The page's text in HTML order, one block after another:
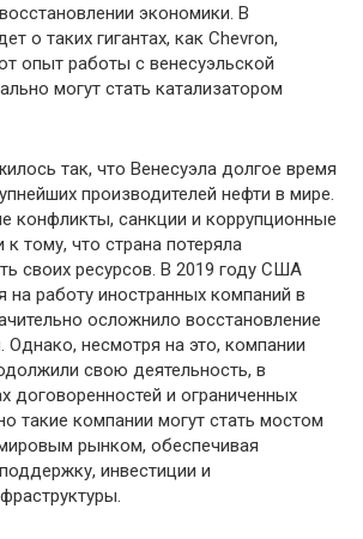
экономики. В
о таких гигантах, как Chevron,
опыт работы с венесуэльской
могут стать катализатором
так, что Венесуэла долгое время
производителей нефти в мире.
конфликты, санкции и коррупционные
тому, что страна потеряла
своих ресурсов. В 2019 году США
на работу иностранных компаний в
осложнило восстановление
Однако, несмотря на это, компании
свою деятельность, в
договоренностей и ограниченных
такие компании могут стать мостом
рынком, обеспечивая
инвестиции и